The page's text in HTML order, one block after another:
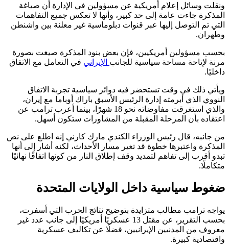
ونقلت وسائل إعلام أمريكية عن مسؤولين في الإدارة أن صياغة
المذكرة جاءت عامة إلى حد كبير، وأنها لا تعكس جميع التفاهمات
التي تم التوصل إليها عبر قنوات دبلوماسية غير معلنة بين واشنطن
وطهران.
بحسب مسؤولين أمريكيين، فإن بعض بنود المذكرة صيغت بصورة
مرنة لإتاحة مساحة سياسية للجانبالإيرانيفي التعامل مع الاتفاق
داخليًا.
ويأتي ذلك في وقت تستحضر فيه دوائر سياسية تجربة الاتفاق
النووي الذي أبرمته إدارة الرئيس الأسبق باراك أوباما مع إيران،
والذي استغرقت مفاوضاته نحو 18 شهرًا، بينما أعرب ترامب عن
اعتقاده بأن المرحلة المقبلة من المشاورات ستكون أسهل.
من جانبه، قال رئيس الوزراء الكندي مارك كارني إنه اطلع على نص
المذكرة واعتبرها خطوة قد تغير مسار الأحداث، لكنه أشار إلى أنها
تبدو أقرب إلى تفاهم لتمديد وقف إطلاق النار من كونها اتفاقًا نهائيًا
متكاملًا.
ضغوط سياسية داخل الولايات المتحدة
يواجه ترامب مطالب متزايدة بتوضيح نتائج الحرب التي أسفرت،
بحسب التقرير، عن مقتل 13 عسكريًا أمريكيًا إلى جانب عدد غير
معروف من المدنيين الإيرانيين، فضلًا عن تكاليف عسكرية
واقتصادية كبيرة.